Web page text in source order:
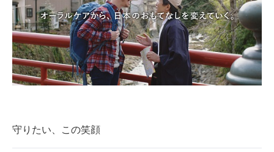
守りたい、この笑顔